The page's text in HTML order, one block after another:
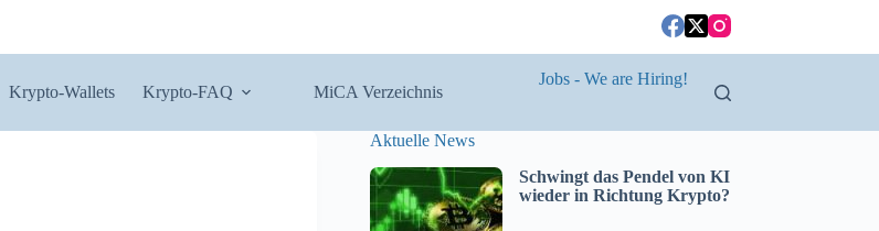
Krypto-Wallets Krypto-FAQ MiCA Verzeichnis
Jobs - We are Hiring!
Aktuelle News
Schwingt das Pendel von KI
wieder in Richtung Krypto?